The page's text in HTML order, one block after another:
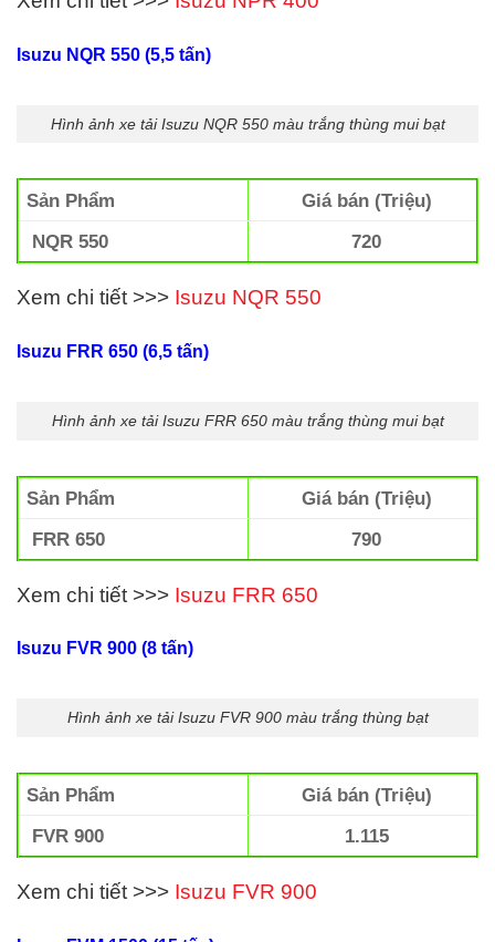
Isuzu NQR 550 (5,5 tấn)
Hình ảnh xe tải Isuzu NQR 550 màu trắng thùng mui bạt
Sản Phẩm
Giá bán (Triệu)
NQR 550
720
Xem chi tiết >>> Isuzu NQR 550
Isuzu FRR 650 (6,5 tấn)
Hình ảnh xe tải Isuzu FRR 650 màu trắng thùng mui bạt
Sản Phẩm
Giá bán (Triệu)
FRR 650
790
Xem chi tiết >>> Isuzu FRR 650
Isuzu FVR 900 (8 tấn)
Hình ảnh xe tải Isuzu FVR 900 màu trắng thùng bạt
Sản Phẩm
Giá bán (Triệu)
FVR 900
1.115
Xem chi tiết >>> Isuzu FVR 900